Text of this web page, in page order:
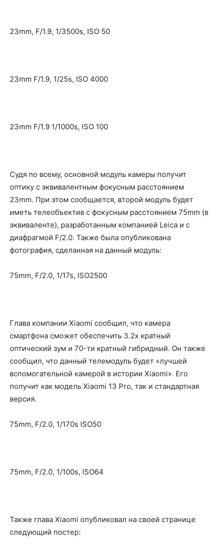
23mm, F/1.9, 1/3500s, ISO 50
23mm F/1.9, 1/25s, ISO 4000
23mm F/1.9 1/1000s, ISO 100
Судя по всему, основной модуль камеры получит
оптику с эквивалентным фокусным расстоянием
23mm. При этом сообщается, второй модуль будет
иметь телеобъектив c фокусным расстоянием 75mm (в
эквиваленте), разработанным компанией Leica и с
диафрагмой F/2.0. Также была опубликована
фотография, сделанная на данный модуль:
75mm, F/2.0, 1/17s, ISO2500
Глава компании Xiaomi сообщил, что камера
смартфона сможет обеспечить 3.2х кратный
оптический зум и 70-ти кратный гибридный. Он также
сообщил, что данный телемодуль будет «лучшей
вспомогательной камерой в истории Xiaomi». Его
получит как модель Xiaomi 13 Pro, так и стандартная
версия.
75mm, F/2.0, 1/170s ISO50
75mm, F/2.0, 1/100s, ISO64
Также глава Xiaomi опубликовал на своей странице
следующий постер: